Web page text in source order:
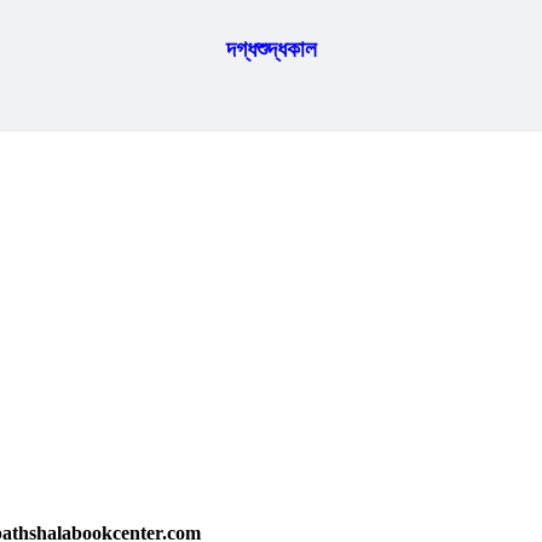
দগ্ধশুদ্ধকাল